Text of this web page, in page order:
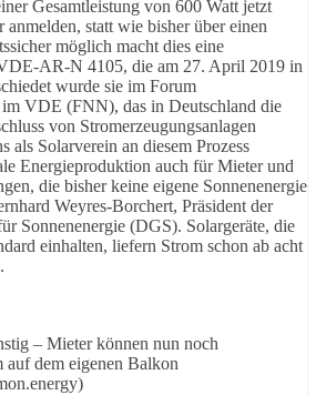
Gesamtleistung von 600 Watt jetzt
anmelden, statt wie bisher über einen
möglich macht dies eine
AR-N 4105, die am 27. April 2019 in
wurde sie im Forum
VDE (FNN), das in Deutschland die
von Stromerzeugungsanlagen
als Solarverein an diesem Prozess
Energieproduktion auch für Mieter und
die bisher keine eigene Sonnenenergie
Weyres-Borchert, Präsident der
Sonnenenergie (DGS). Solargeräte, die
einhalten, liefern Strom schon ab acht
– Mieter können nun noch
auf dem eigenen Balkon